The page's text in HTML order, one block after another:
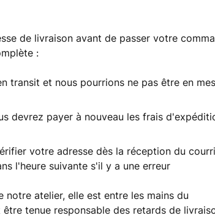
de livraison avant de passer votre
:
transit et nous pourrions ne pas être en
devrez payer à nouveau les frais
votre adresse dès la réception du
l'heure suivante s'il y a une erreur
atelier, elle est entre les mains du
tenue responsable des retards de